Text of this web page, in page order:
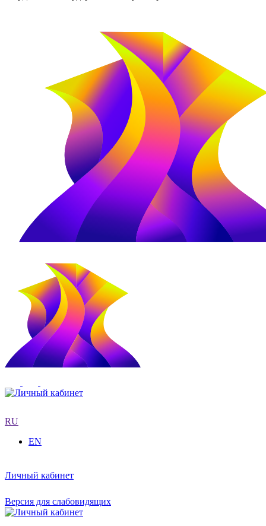
RU
EN
Личный кабинет
Версия для слабовидящих